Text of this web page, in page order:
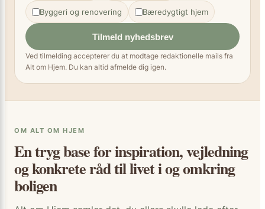
Byggeri og renovering Bæredygtigt hjem
Tilmeld nyhedsbrev
Ved tilmelding accepterer du at modtage redaktionelle mails fra
Alt om Hjem. Du kan altid afmelde dig igen.
OM ALT OM HJEM
En tryg base for inspiration, vejledning
og konkrete råd til livet i og omkring
boligen